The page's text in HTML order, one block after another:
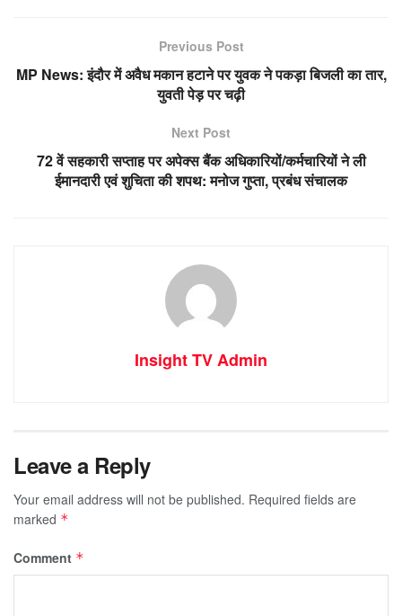
Previous Post
MP News: इंदौर में अवैध मकान हटाने पर युवक ने पकड़ा बिजली का तार,
युवती पेड़ पर चढ़ी
Next Post
72 वें सहकारी सप्ताह पर अपेक्स बैंक अधिकारियों/कर्मचारियों ने ली
ईमानदारी एवं शुचिता की शपथ: मनोज गुप्ता, प्रबंध संचालक
Insight TV Admin
Leave a Reply
Your email address will not be published. Required fields are
marked *
Comment *